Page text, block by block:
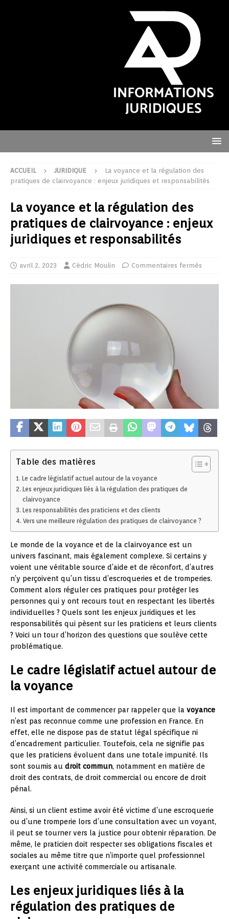
ACCUEIL JURIDIQUE
La voyance et la régulation des
pratiques de clairvoyance : enjeux juridiques et responsabilités
La voyance et la régulation des
pratiques de clairvoyance : enjeux
juridiques et responsabilités
avril 2, 2023 Cédric Moulin Commentaires fermés
Table des matières
Le cadre législatif actuel autour de la voyance
Les enjeux juridiques liés à la régulation des pratiques de
clairvoyance
Les responsabilités des praticiens et des clients
Vers une meilleure régulation des pratiques de clairvoyance ?
Le monde de la voyance et de la clairvoyance est un
univers fascinant, mais également complexe. Si certains y
voient une véritable source d’aide et de réconfort, d’autres
n’y perçoivent qu’un tissu d’escroqueries et de tromperies.
Comment alors réguler ces pratiques pour protéger les
personnes qui y ont recours tout en respectant les libertés
individuelles ? Quels sont les enjeux juridiques et les
responsabilités qui pèsent sur les praticiens et leurs clients
? Voici un tour d’horizon des questions que soulève cette
problématique.
Le cadre législatif actuel autour de
la voyance
Il est important de commencer par rappeler que la voyance
n’est pas reconnue comme une profession en France. En
effet, elle ne dispose pas de statut légal spécifique ni
d’encadrement particulier. Toutefois, cela ne signifie pas
que les praticiens évoluent dans une totale impunité. Ils
sont soumis au droit commun, notamment en matière de
droit des contrats, de droit commercial ou encore de droit
pénal.
Ainsi, si un client estime avoir été victime d’une escroquerie
ou d’une tromperie lors d’une consultation avec un voyant,
il peut se tourner vers la justice pour obtenir réparation. De
même, le praticien doit respecter ses obligations fiscales et
sociales au même titre que n’importe quel professionnel
exerçant une activité commerciale ou artisanale.
Les enjeux juridiques liés à la
régulation des pratiques de